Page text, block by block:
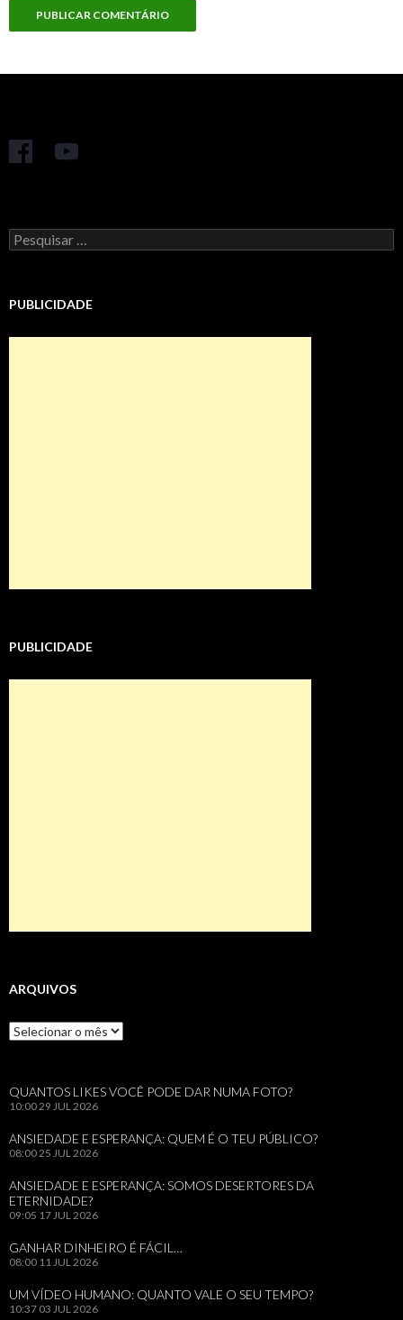
Pesquisar
por:
PUBLICIDADE
PUBLICIDADE
ARQUIVOS
Arquivos
QUANTOS LIKES VOCÊ PODE DAR NUMA FOTO?
10:00 29 JUL 2026
ANSIEDADE E ESPERANÇA: QUEM É O TEU PÚBLICO?
08:00 25 JUL 2026
ANSIEDADE E ESPERANÇA: SOMOS DESERTORES DA
ETERNIDADE?
09:05 17 JUL 2026
GANHAR DINHEIRO É FÁCIL…
08:00 11 JUL 2026
UM VÍDEO HUMANO: QUANTO VALE O SEU TEMPO?
10:37 03 JUL 2026